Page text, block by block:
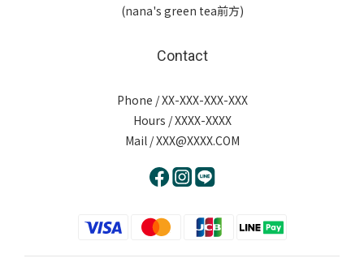
(nana's green tea前方)
Contact
Phone / XX-XXX-XXX-XXX
Hours / XXXX-XXXX
Mail / XXX@XXXX.COM